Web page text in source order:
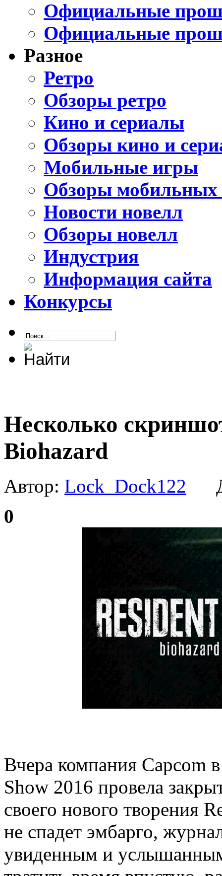
Официальные
Официальные
Разное
Ретро
Обзоры ретро
Кино и сериалы
Обзоры кино и
Мобильные игры
Обзоры мобильных
Новости новелл
Обзоры новелл
Индустрия
Информация сайта
Конкурсы
Несколько
Biohazard
Автор: Lock_Dock122
0
Вчера компания Capcom
Show 2016 провела
своего нового творения
не спадет эмбарго,
увиденным и